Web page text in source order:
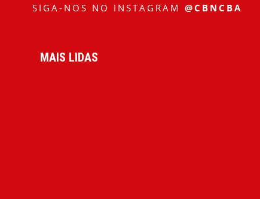
SIGA-NOS NO INSTAGRAM @CBNCBA
MAIS LIDAS